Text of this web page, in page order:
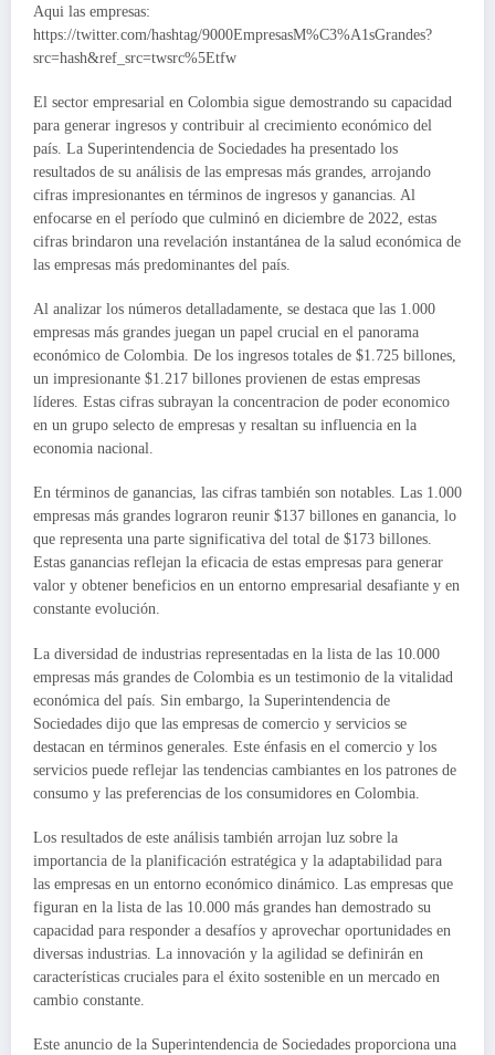
Aqui las empresas:
https://twitter.com/hashtag/9000EmpresasM%C3%A1sGrandes?
src=hash&ref_src=twsrc%5Etfw
El sector empresarial en Colombia sigue demostrando su capacidad
para generar ingresos y contribuir al crecimiento económico del
país. La Superintendencia de Sociedades ha presentado los
resultados de su análisis de las empresas más grandes, arrojando
cifras impresionantes en términos de ingresos y ganancias. Al
enfocarse en el período que culminó en diciembre de 2022, estas
cifras brindaron una revelación instantánea de la salud económica de
las empresas más predominantes del país.
Al analizar los números detalladamente, se destaca que las 1.000
empresas más grandes juegan un papel crucial en el panorama
económico de Colombia. De los ingresos totales de $1.725 billones,
un impresionante $1.217 billones provienen de estas empresas
líderes. Estas cifras subrayan la concentracion de poder economico
en un grupo selecto de empresas y resaltan su influencia en la
economia nacional.
En términos de ganancias, las cifras también son notables. Las 1.000
empresas más grandes lograron reunir $137 billones en ganancia, lo
que representa una parte significativa del total de $173 billones.
Estas ganancias reflejan la eficacia de estas empresas para generar
valor y obtener beneficios en un entorno empresarial desafiante y en
constante evolución.
La diversidad de industrias representadas en la lista de las 10.000
empresas más grandes de Colombia es un testimonio de la vitalidad
económica del país. Sin embargo, la Superintendencia de
Sociedades dijo que las empresas de comercio y servicios se
destacan en términos generales. Este énfasis en el comercio y los
servicios puede reflejar las tendencias cambiantes en los patrones de
consumo y las preferencias de los consumidores en Colombia.
Los resultados de este análisis también arrojan luz sobre la
importancia de la planificación estratégica y la adaptabilidad para
las empresas en un entorno económico dinámico. Las empresas que
figuran en la lista de las 10.000 más grandes han demostrado su
capacidad para responder a desafíos y aprovechar oportunidades en
diversas industrias. La innovación y la agilidad se definirán en
características cruciales para el éxito sostenible en un mercado en
cambio constante.
Este anuncio de la Superintendencia de Sociedades proporciona una